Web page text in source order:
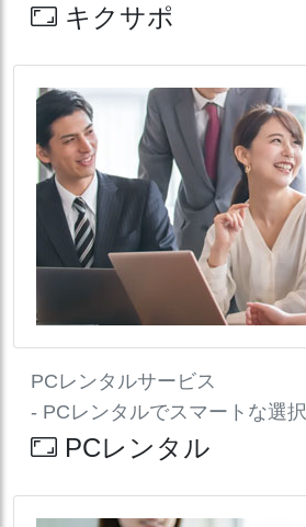
キクサポ
PCレンタルサービス
- PCレンタルでスマートな選択
PCレンタル